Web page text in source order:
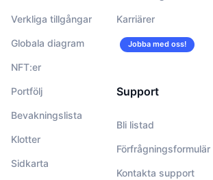
Verkliga tillgångar
Globala diagram
NFT:er
Portfölj
Bevakningslista
Klotter
Sidkarta
Karriärer
Jobba med oss!
Support
Bli listad
Förfrågningsformulär
Kontakta support